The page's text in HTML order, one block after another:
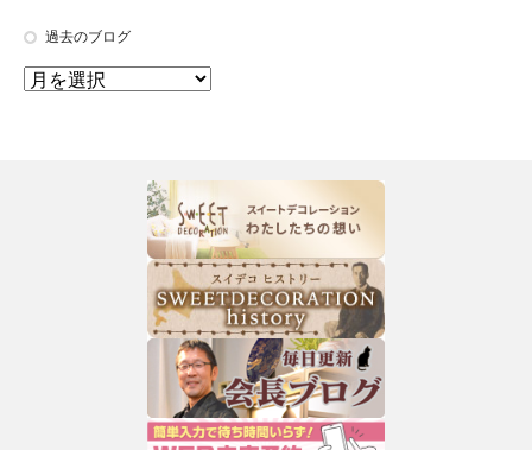
過去のブログ